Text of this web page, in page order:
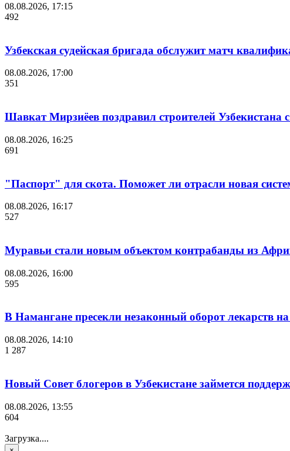
08.08.2026, 17:15
492
Узбекская судейская бригада обслужит матч
08.08.2026, 17:00
351
Шавкат Мирзиёев поздравил строителей
08.08.2026, 16:25
691
"Паспорт" для скота. Поможет ли отрасли новая
08.08.2026, 16:17
527
Муравьи стали новым объектом контрабанды из
08.08.2026, 16:00
595
В Намангане пресекли незаконный оборот лекарств
08.08.2026, 14:10
1 287
Новый Совет блогеров в Узбекистане займется
08.08.2026, 13:55
604
Загрузка....